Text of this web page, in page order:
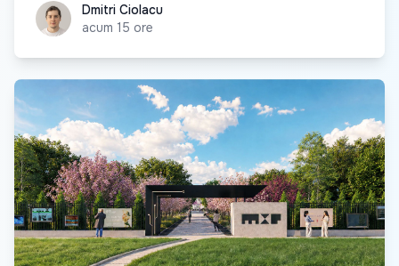
Dmitri Ciolacu
Dmitri Ciolacu
acum 15 ore